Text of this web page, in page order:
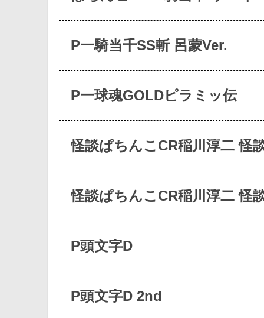
P一騎当千SS斬 呂蒙Ver.
P一球魂GOLDピラミッ伝
怪談ぱちんこCR稲川淳二 怪
怪談ぱちんこCR稲川淳二 怪
P頭文字D
P頭文字D 2nd